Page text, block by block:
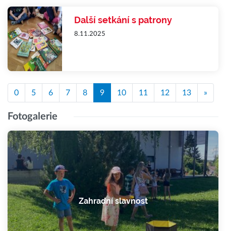
Další setkání s patrony
8.11.2025
0 5 6 7 8 9 10 11 12 13 »
Fotogalerie
Zahradní slavnost